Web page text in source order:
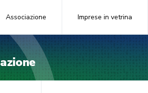
Associazione Imprese in vetrina